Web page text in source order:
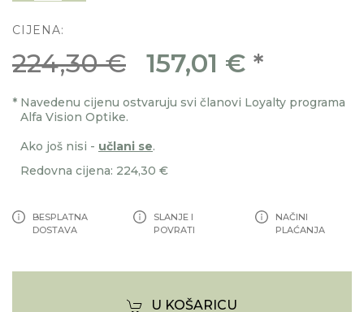
CIJENA:
224,30 € 157,01 € *
* Navedenu cijenu ostvaruju svi članovi Loyalty programa
Alfa Vision Optike.
Ako još nisi - učlani se.
Redovna cijena: 224,30 €
BESPLATNA
DOSTAVA
SLANJE I
POVRATI
NAČINI
PLAĆANJA
U KOŠARICU